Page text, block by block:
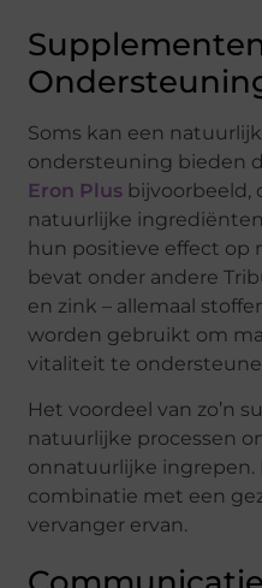
Soms kan een
ondersteuning bieden
Eron Plus bijvoorbeeld,
natuurlijke
hun positieve effect op
bevat onder andere
en zink – allemaal
worden gebruikt om
vitaliteit te
Het voordeel van zo’n
natuurlijke processen
onnatuurlijke
combinatie met een
vervanger ervan.